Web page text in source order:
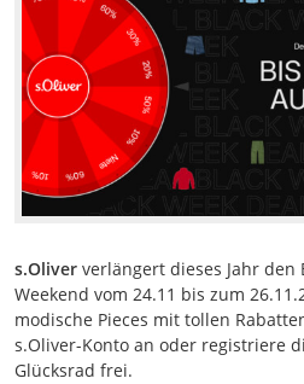
s.Oliver verlängert dieses Jahr den
Weekend vom 24.11 bis zum
modische Pieces mit tollen
s.Oliver-Konto an oder registriere
Glücksrad frei.